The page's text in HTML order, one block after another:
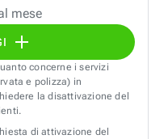
mese
concerne i servizi
e polizza) in
la disattivazione del
di attivazione del